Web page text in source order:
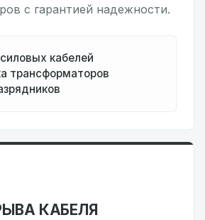
с гарантией надежности.
кабелей
трансформаторов
КАБЕЛЯ